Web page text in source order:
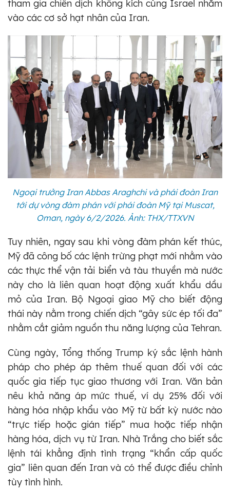
tham gia chiến dịch không kích cùng Israel nhằm
vào các cơ sở hạt nhân của Iran.
Ngoại trưởng Iran Abbas Araghchi và phái đoàn Iran
tới dự vòng đàm phán với phái đoàn Mỹ tại Muscat,
Oman, ngày 6/2/2026. Ảnh: THX/TTXVN
Tuy nhiên, ngay sau khi vòng đàm phán kết thúc,
Mỹ đã công bố các lệnh trừng phạt mới nhằm vào
các thực thể vận tải biển và tàu thuyền mà nước
này cho là liên quan hoạt động xuất khẩu dầu
mỏ của Iran. Bộ Ngoại giao Mỹ cho biết động
thái này nằm trong chiến dịch “gây sức ép tối đa”
nhằm cắt giảm nguồn thu năng lượng của Tehran.
Cùng ngày, Tổng thống Trump ký sắc lệnh hành
pháp cho phép áp thêm thuế quan đối với các
quốc gia tiếp tục giao thương với Iran. Văn bản
nêu khả năng áp mức thuế, ví dụ 25% đối với
hàng hóa nhập khẩu vào Mỹ từ bất kỳ nước nào
“trực tiếp hoặc gián tiếp” mua hoặc tiếp nhận
hàng hóa, dịch vụ từ Iran. Nhà Trắng cho biết sắc
lệnh tái khẳng định tình trạng “khẩn cấp quốc
gia” liên quan đến Iran và có thể được điều chỉnh
tùy tình hình.